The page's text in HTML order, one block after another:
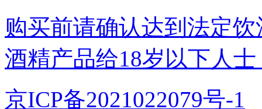
购买前请确认达到法定
酒精产品给18岁以下人士
京ICP备2021022079号-1